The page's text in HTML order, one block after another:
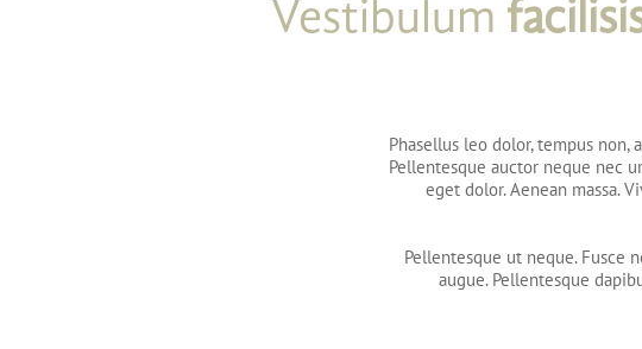
Vestibulum
Phasellus leo dolor, tempus non,
Pellentesque auctor neque nec
eget dolor. Aenean massa.
Pellentesque ut neque. Fusce
augue. Pellentesque